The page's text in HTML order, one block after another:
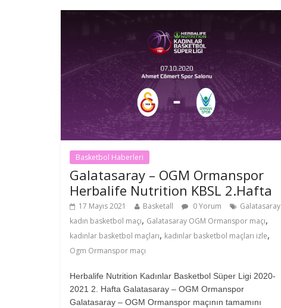
Basketbol Haberleri
Galatasaray – OGM Ormanspor
Herbalife Nutrition KBSL 2.Hafta
17 Mayıs 2021 Basketall 0 Yorum
Galatasaray
kadın basketbol maçı, Galatasaray OGM Ormanspor maçı,
kadınlar basketbol maçları, kadınlar basketbol maçları izle,
Ogm Ormanspor maçı
Herbalife Nutrition Kadınlar Basketbol Süper Ligi 2020-
2021 2. Hafta Galatasaray – OGM Ormanspor
Galatasaray – OGM Ormanspor maçının tamamını